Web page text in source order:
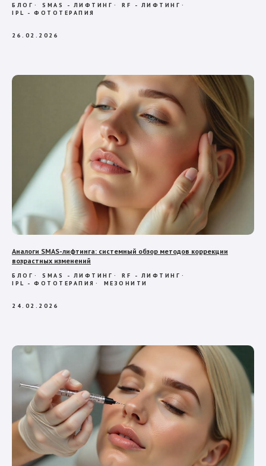
БЛОГ SMAS - ЛИФТИНГ
RF - ЛИФТИНГ
IPL - ФОТОТЕРАПИЯ
26.02.2026
Аналоги SMAS-лифтинга: системный обзор методов коррекции
возрастных изменений
БЛОГ SMAS - ЛИФТИНГ
RF - ЛИФТИНГ
IPL - ФОТОТЕРАПИЯ
МЕЗОНИТИ
24.02.2026